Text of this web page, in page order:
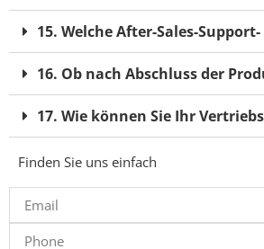
15. Welche After-Sales-
16. Ob nach Abschluss der
17. Wie können Sie Ihr
Finden Sie uns einfach